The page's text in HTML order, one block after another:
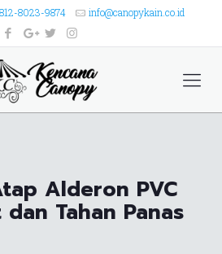
8023-9874 info@canopykain.co.id
Alderon PVC
Tahan Panas